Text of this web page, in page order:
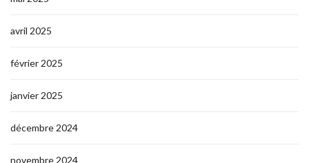
avril 2025
février 2025
janvier 2025
décembre 2024
novembre 2024